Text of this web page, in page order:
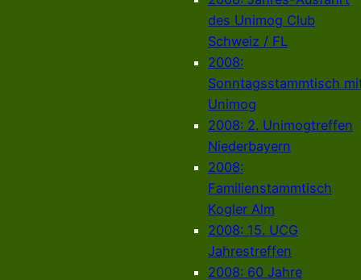
des Unimog Club
Schweiz / FL
2008:
Sonntagsstammtisch
Unimog
2008: 2. Unimogtreffen
Niederbayern
2008:
Familienstammtisch
Kogler Alm
2008: 15. UCG
Jahrestreffen
2008: 60 Jahre